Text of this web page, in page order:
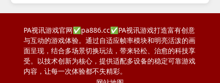
PA视讯游戏官网✅pa886.cc✅PA视讯游戏打造富有创意
与互动的游戏体验。通过自适应帧率模块和明亮活泼的画
面呈现，结合多场景切换玩法，带来轻松、治愈的科技享
受。以技术创新为核心，提供适配多设备的稳定可靠游戏
内容，让每一次体验都不失精彩。